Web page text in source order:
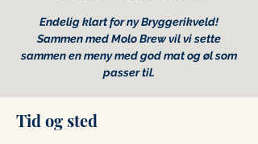
Endelig klart for ny Bryggerikveld!
Sammen med Molo Brew vil vi sette
sammen en meny med god mat og øl som
passer til.
Tid og sted